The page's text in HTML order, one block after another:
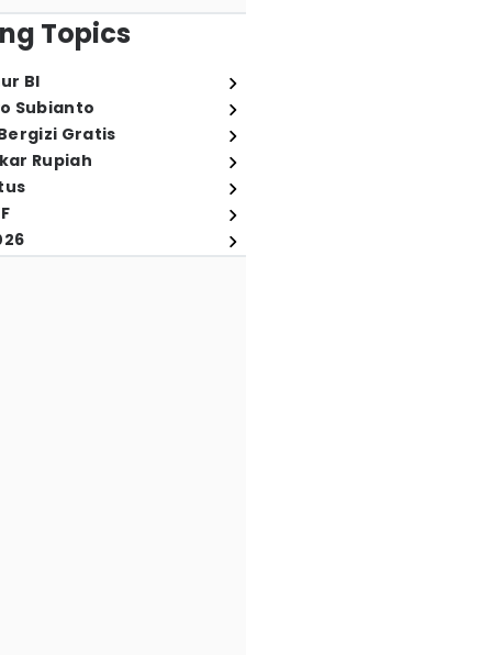
Topics
BI
Subianto
Gratis
Rupiah